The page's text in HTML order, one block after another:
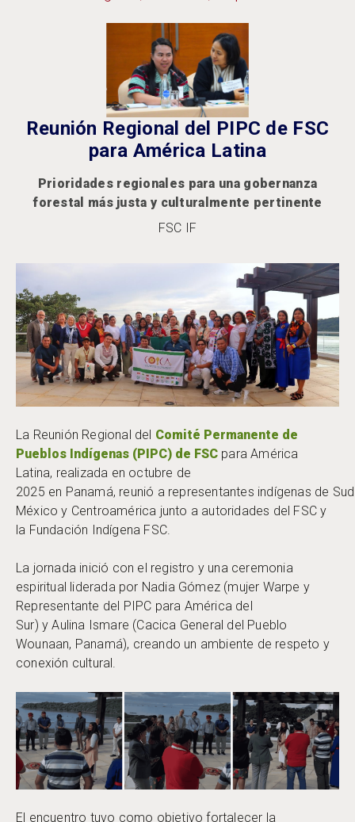
Reunión Regional del PIPC de FSC
para América Latina
Prioridades regionales para una gobernanza
forestal más justa y culturalmente pertinente
FSC IF
La Reunión Regional del Comité Permanente de
Pueblos Indígenas (PIPC) de FSC para América
Latina, realizada en octubre de
2025 en Panamá, reunió a representantes indígenas de
México y Centroamérica junto a autoridades del FSC y
la Fundación Indígena FSC.
La jornada inició con el registro y una ceremonia
espiritual liderada por Nadia Gómez (mujer Warpe y
Representante del PIPC para América del
Sur) y Aulina Ismare (Cacica General del Pueblo
Wounaan, Panamá), creando un ambiente de respeto y
conexión cultural.
El encuentro tuvo como objetivo fortalecer la